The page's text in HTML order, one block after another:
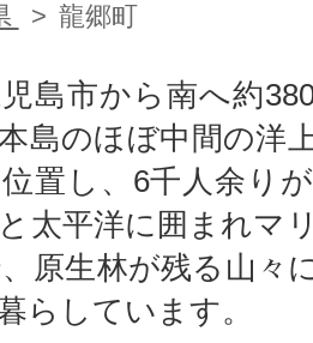
龍郷町
島市から南へ約
島のほぼ中間の洋
置し、6千人余り
太平洋に囲まれマ
原生林が残る山々
らしています。